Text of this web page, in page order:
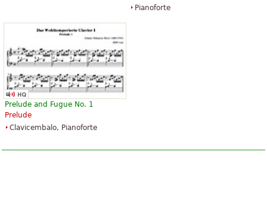
Die Kunst der Fuge
25,21 €
Baerenreiter Verlag
Pianoforte
Prelude and Fugue No. 1
Prelude
Clavicembalo, Pianoforte